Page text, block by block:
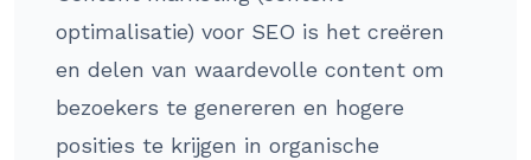
optimalisatie) voor SEO is het creëren
en delen van waardevolle content om
bezoekers te genereren en hogere
posities te krijgen in organische